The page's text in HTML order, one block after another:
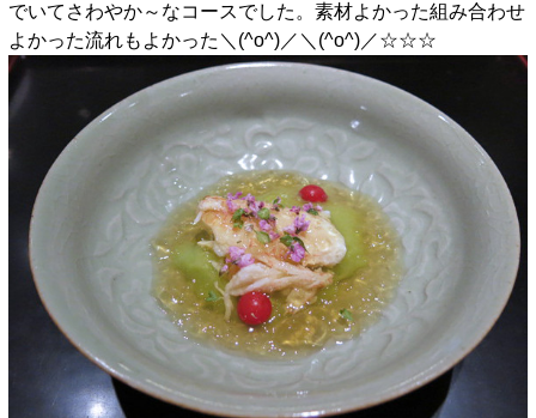
でいてさわやか～なコースでした。素材よかった組み合わせ
よかった流れもよかった＼(^o^)／＼(^o^)／☆☆☆